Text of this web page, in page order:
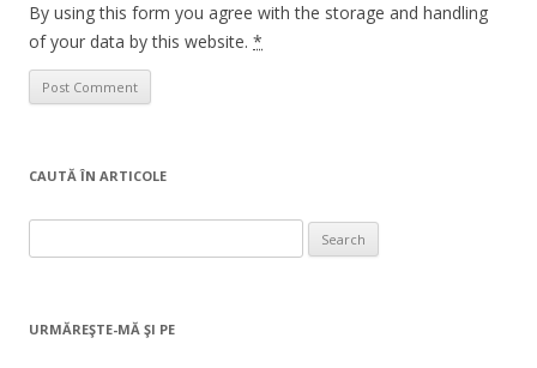
By using this form you agree with the storage and handling
of your data by this website. *
CAUTĂ ÎN ARTICOLE
for:
URMĂREŞTE-MĂ ŞI PE